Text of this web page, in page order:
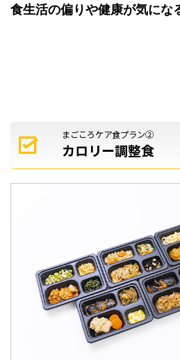
食生活の偏りや健康が気にな
まごころケア食プラン②
カロリー調整食